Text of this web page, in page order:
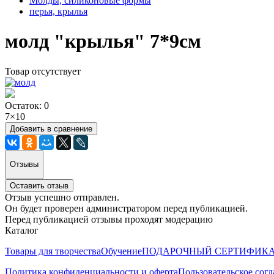
перья, крылья
молд "крылья" 7*9см
Товар отсутствует
Остаток: 0
7×10
Добавить в сравнение
Отзывы
Оставить отзыв
Отзыв успешно отправлен.
Он будет проверен администратором перед публикацией.
Перед публикацией отзывы проходят модерацию
Каталог
Товары для творчестваОбучениеПОДАРОЧНЫЙ
Политика конфиденциальности и офертаПользовательское